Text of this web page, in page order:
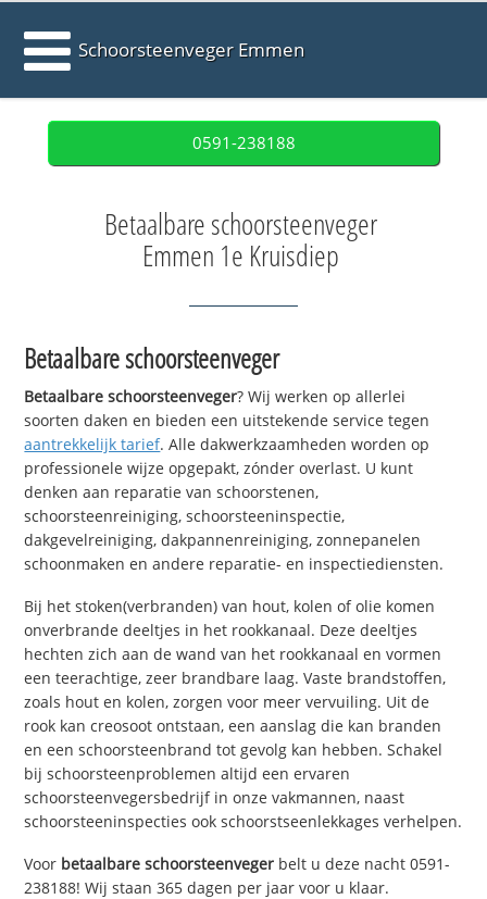
Schoorsteenveger Emmen
0591-238188
Betaalbare schoorsteenveger
Emmen 1e Kruisdiep
Betaalbare schoorsteenveger
Betaalbare schoorsteenveger? Wij werken op allerlei
soorten daken en bieden een uitstekende service tegen
aantrekkelijk tarief. Alle dakwerkzaamheden worden op
professionele wijze opgepakt, zónder overlast. U kunt
denken aan reparatie van schoorstenen,
schoorsteenreiniging, schoorsteeninspectie,
dakgevelreiniging, dakpannenreiniging, zonnepanelen
schoonmaken en andere reparatie- en inspectiediensten.
Bij het stoken(verbranden) van hout, kolen of olie komen
onverbrande deeltjes in het rookkanaal. Deze deeltjes
hechten zich aan de wand van het rookkanaal en vormen
een teerachtige, zeer brandbare laag. Vaste brandstoffen,
zoals hout en kolen, zorgen voor meer vervuiling. Uit de
rook kan creosoot ontstaan, een aanslag die kan branden
en een schoorsteenbrand tot gevolg kan hebben. Schakel
bij schoorsteenproblemen altijd een ervaren
schoorsteenvegersbedrijf in onze vakmannen, naast
schoorsteeninspecties ook schoorstseenlekkages verhelpen.
Voor betaalbare schoorsteenveger belt u deze nacht 0591-
238188! Wij staan 365 dagen per jaar voor u klaar.